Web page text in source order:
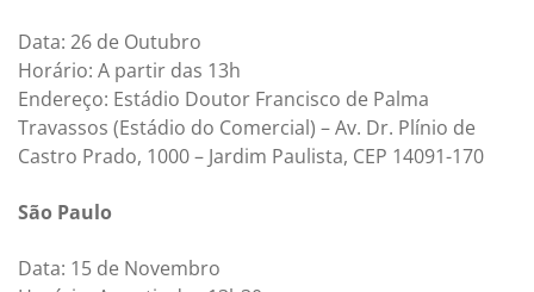
Data: 26 de Outubro
Horário: A partir das 13h
Endereço: Estádio Doutor Francisco de Palma
Travassos (Estádio do Comercial) – Av. Dr. Plínio de
Castro Prado, 1000 – Jardim Paulista, CEP 14091-170
São Paulo
Data: 15 de Novembro